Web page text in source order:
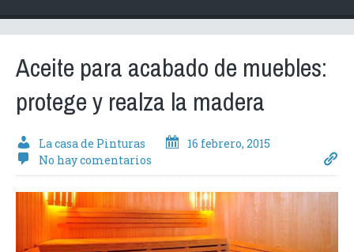
Aceite para acabado de muebles:
protege y realza la madera
La casa de Pinturas
16 febrero, 2015
No hay comentarios